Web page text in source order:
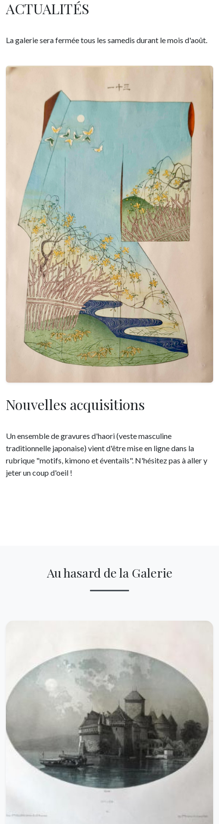
ACTUALITÉS
La galerie sera fermée tous les samedis durant le mois d'août.
Nouvelles acquisitions
Un ensemble de gravures d'haori (veste masculine
traditionnelle japonaise) vient d'être mise en ligne dans la
rubrique "motifs, kimono et éventails". N'hésitez pas à aller y
jeter un coup d'oeil !
Au hasard de la Galerie